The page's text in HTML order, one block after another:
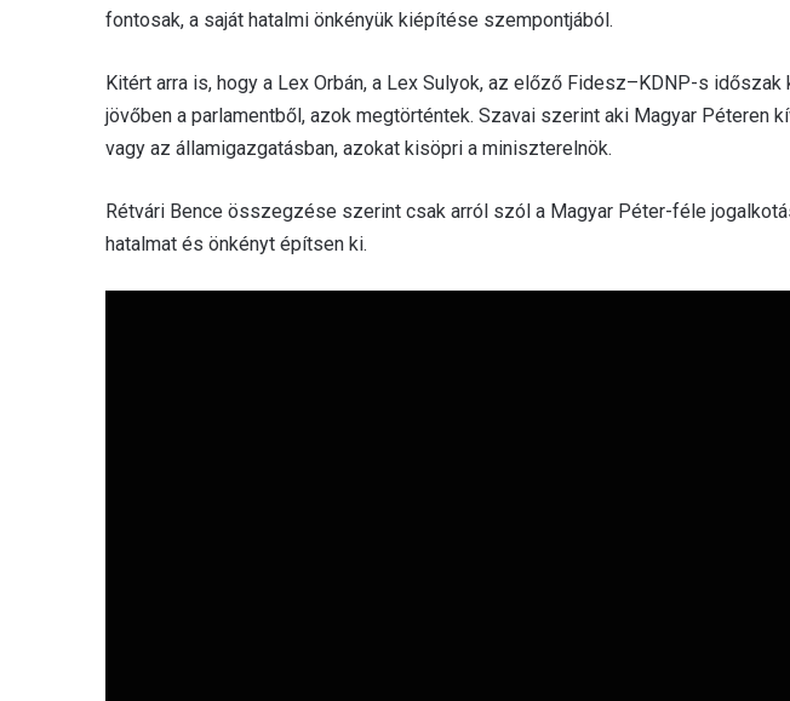
fontosak, a saját hatalmi önkényük kiépítése szempontjából.
Kitért arra is, hogy a Lex Orbán, a Lex Sulyok, az előző Fidesz–KDNP-s
jövőben a parlamentből, azok megtörténtek. Szavai szerint aki Magyar Péteren
vagy az államigazgatásban, azokat kisöpri a miniszterelnök.
Rétvári Bence összegzése szerint csak arról szól a Magyar Péter-féle
hatalmat és önkényt építsen ki.